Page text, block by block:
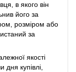
в якого він
його за
розміром або
за
якості
купівлі,